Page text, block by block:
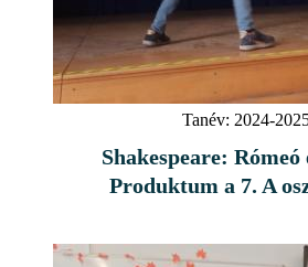
Tanév: 2024-
Shakespeare: Rómeó
Produktum a 7. A